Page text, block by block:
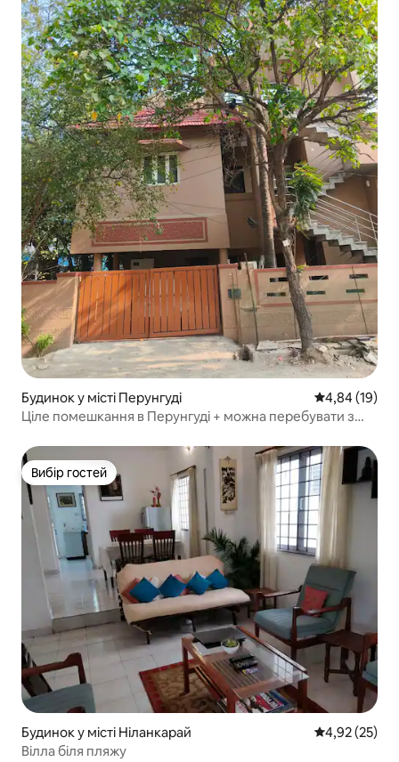
Будинок у місті Перунгуді Середня
4,84 (19)
Ціле помешкання в Перунгуді + можна перебувати з
Вибір гостей
Вибір гостей
Будинок у місті Ніланкарай Середня
4,92 (25)
Вілла біля пляжу